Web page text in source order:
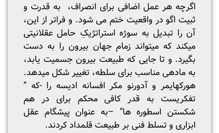
اگرچه هر عمل اضافی برای انصراف، به قدرت و
ثبیت اگو در واقعیت ختم می شود. و فراتر از این،
آن را تبدیل به سوژه استراتژیکِ حامل عقلانیتی
می­کند که می­تواند زمام جهان بیرون را به دست
بگیرد. و تا جایی که طبیعت بیرون جسمیت یابد،
به ماده­ی مناسب برای سلطه، تغییر شکل می­دهد.
هورکهایمر و آدورنو مکر افسانه ادیسه را -که ”
تفکریست به قدر کافی محکم برای در هم
شکستن اسطوره ها” –به عنوان پیشگام عقل
ابزاری و تسلط فنی بر طبیعت قلمداد کردند.